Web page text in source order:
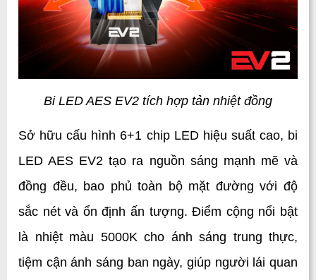
Bi LED AES EV2 tích hợp tản nhiệt đồng
Sở hữu cấu hình 6+1 chip LED hiệu suất cao, bi
LED AES EV2 tạo ra nguồn sáng mạnh mẽ và
đồng đều, bao phủ toàn bộ mặt đường với độ
sắc nét và ổn định ấn tượng. Điểm cộng nổi bật
là nhiệt màu 5000K cho ánh sáng trung thực,
tiệm cận ánh sáng ban ngày, giúp người lái quan